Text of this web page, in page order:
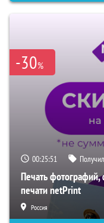
-30%
00:25:50
Печать фотографий,
печати netPrint
Россия